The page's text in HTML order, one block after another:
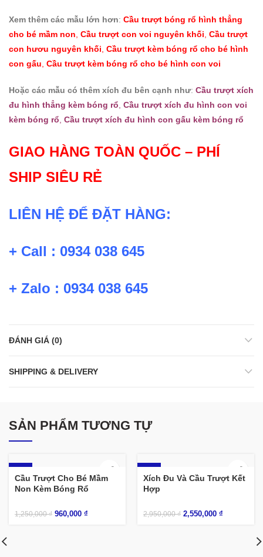
Xem thêm các mẫu lớn hơn: Cầu trượt bóng rổ hình thẳng
cho bé mầm non, Cầu trượt con voi nguyên khối, Cầu trượt
con hươu nguyên khối, Cầu trượt kèm bóng rổ cho bé hình
con gấu, Cầu trượt kèm bóng rổ cho bé hình con voi
Hoặc các mẫu có thêm xích đu bên cạnh như: Cầu trượt xích
đu hình thẳng kèm bóng rổ, Cầu trượt xích đu hình con voi
kèm bóng rổ, Cầu trượt xích đu hình con gấu kèm bóng rổ
GIAO HÀNG TOÀN QUỐC – PHÍ
SHIP SIÊU RẺ
LIÊN HỆ ĐỂ ĐẶT HÀNG:
+ Call : 0934 038 645
+ Zalo : 0934 038 645
ĐÁNH GIÁ (0)
SHIPPING & DELIVERY
SẢN PHẨM TƯƠNG TỰ
Cầu Trượt Cho Bé Mầm
Non Kèm Bóng Rổ
1,250,000₫ 960,000 ₫
Xích Đu Và Cầu Trượt Kết
Hợp
2,950,000₫ 2,550,000 ₫